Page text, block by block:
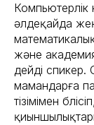
әлдеқайда
және
дейді
мамандарға
тізімімен